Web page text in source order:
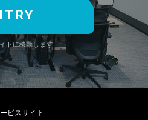
トに移動します
ビスサイト